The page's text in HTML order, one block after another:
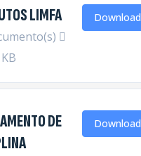
LIMFA Download
DE
Download